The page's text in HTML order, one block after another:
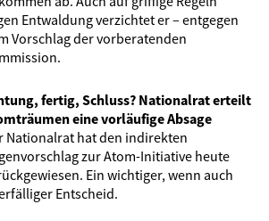
Entwaldung verzichtet er – entgegen
Vorschlag der vorberatenden
fertig, Schluss? Nationalrat erteilt
eine vorläufige Absage
Nationalrat hat den indirekten
zur Atom-Initiative heute
Ein wichtiger, wenn auch
Entscheid.